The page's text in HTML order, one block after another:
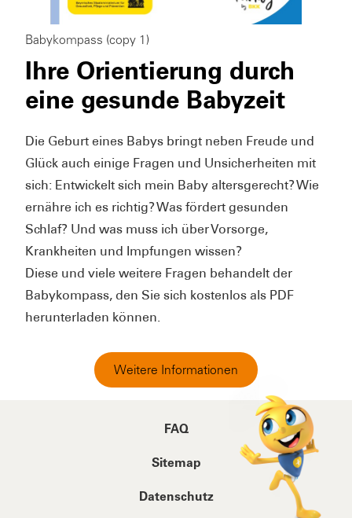
Babykompass (copy 1)
Ihre Orientierung durch
eine gesunde Babyzeit
Die Geburt eines Babys bringt neben Freude und
Glück auch einige Fragen und Unsicherheiten mit
sich: Entwickelt sich mein Baby altersgerecht? Wie
ernähre ich es richtig? Was fördert gesunden
Schlaf? Und was muss ich über Vorsorge,
Krankheiten und Impfungen wissen?
Diese und viele weitere Fragen behandelt der
Babykompass, den Sie sich kostenlos als PDF
herunterladen können.
Weitere Informationen
FAQ
Sitemap
Datenschutz